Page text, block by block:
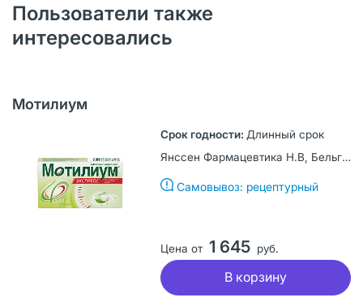
Пользователи также
интересовались
Мотилиум
Длинный срок
Янссен Фармацевтика Н.В, Бельгия
Самовывоз: рецептурный
Цена от 1 645 руб.
В корзину